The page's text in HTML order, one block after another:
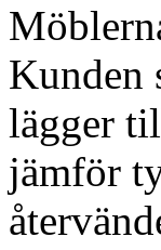
Kunden
lägger
jämför